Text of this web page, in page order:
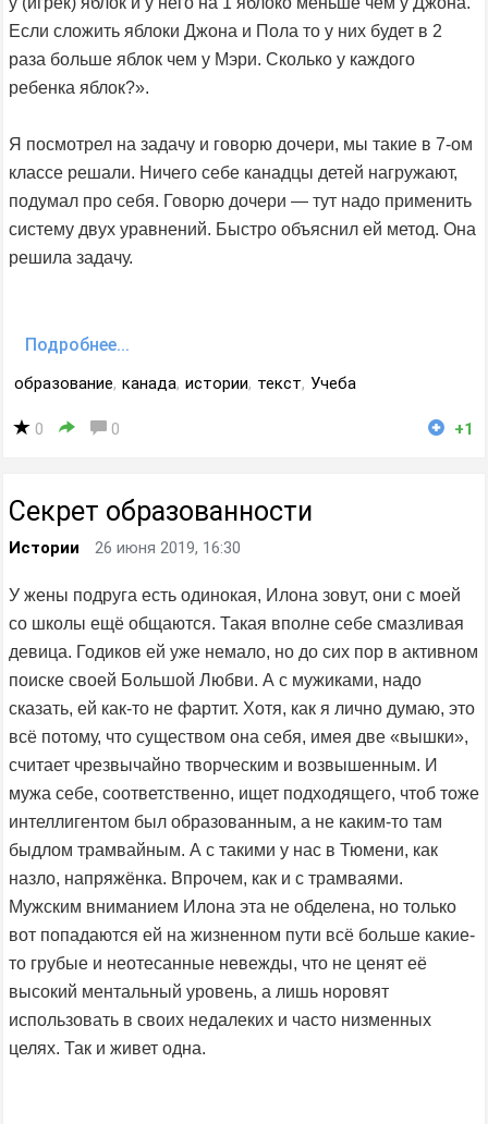
Если сложить яблоки Джона и Пола то у них будет в 2
раза больше яблок чем у Мэри. Сколько у каждого
ребенка яблок?».
Я посмотрел на задачу и говорю дочери, мы такие в 7-ом
классе решали. Ничего себе канадцы детей нагружают,
подумал про себя. Говорю дочери — тут надо применить
систему двух уравнений. Быстро объяснил ей метод. Она
решила задачу.
Подробнее...
образование, канада, истории, текст, Учеба
0 0 +1
Секрет образованности
Истории 26 июня 2019, 16:30
У жены подруга есть одинокая, Илона зовут, они с моей
со школы ещё общаются. Такая вполне себе смазливая
девица. Годиков ей уже немало, но до сих пор в активном
поиске своей Большой Любви. А с мужиками, надо
сказать, ей как-то не фартит. Хотя, как я лично думаю, это
всё потому, что существом она себя, имея две «вышки»,
считает чрезвычайно творческим и возвышенным. И
мужа себе, соответственно, ищет подходящего, чтоб тоже
интеллигентом был образованным, а не каким-то там
быдлом трамвайным. А с такими у нас в Тюмени, как
назло, напряжёнка. Впрочем, как и с трамваями.
Мужским вниманием Илона эта не обделена, но только
вот попадаются ей на жизненном пути вcё больше какие-
то грубые и неотесанные невежды, что не ценят её
высокий ментальный уровень, а лишь норовят
использовать в своих недалеких и часто низменных
целях. Так и живет одна.